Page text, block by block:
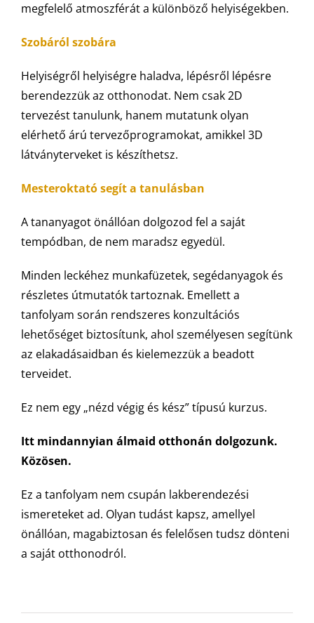
megfelelő atmoszférát a különböző helyiségekben.
Szobáról szobára
Helyiségről helyiségre haladva, lépésről lépésre
berendezzük az otthonodat. Nem csak 2D
tervezést tanulunk, hanem mutatunk olyan
elérhető árú tervezőprogramokat, amikkel 3D
látványterveket is készíthetsz.
Mesteroktató segít a tanulásban
A tananyagot önállóan dolgozod fel a saját
tempódban, de nem maradsz egyedül.
Minden leckéhez munkafüzetek, segédanyagok és
részletes útmutatók tartoznak. Emellett a
tanfolyam során rendszeres konzultációs
lehetőséget biztosítunk, ahol személyesen segítünk
az elakadásaidban és kielemezzük a beadott
terveidet.
Ez nem egy „nézd végig és kész” típusú kurzus.
Itt mindannyian álmaid otthonán dolgozunk.
Közösen.
Ez a tanfolyam nem csupán lakberendezési
ismereteket ad. Olyan tudást kapsz, amellyel
önállóan, magabiztosan és felelősen tudsz dönteni
a saját otthonodról.